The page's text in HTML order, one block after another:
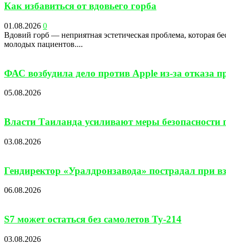
Как избавиться от вдовьего горба
01.08.2026 0
Вдовий горб — неприятная эстетическая проблема, которая
молодых пациентов....
ФАС возбудила дело против Apple из-за отказа
05.08.2026
Власти Таиланда усиливают меры безопасности
03.08.2026
Гендиректор «Уралдронзавода» пострадал при
06.08.2026
S7 может остаться без самолетов Ту-214
03.08.2026